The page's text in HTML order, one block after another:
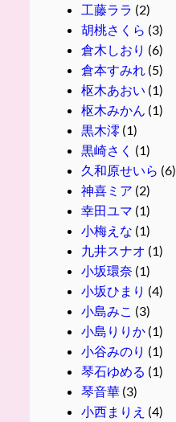
工藤ララ (2)
胡桃さくら (3)
倉木しおり (6)
倉本すみれ(5)
枢木あおい (1)
枢木みかん (1)
黒木澪 (1)
黒崎さく (1)
久和原せいら (6)
神喜ミア (2)
幸田ユマ (1)
小梅えな (1)
九井スナオ (1)
小坂環奈 (1)
小坂ひまり (4)
小島みこ (3)
小島りりか(1)
小谷みのり (1)
琴石ゆめる (1)
琴音華(3)
小西まりえ (4)